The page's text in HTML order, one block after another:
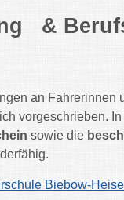
&
an Fahrerinnen
vorgeschrieben.
sowie die
Biebow-Heise